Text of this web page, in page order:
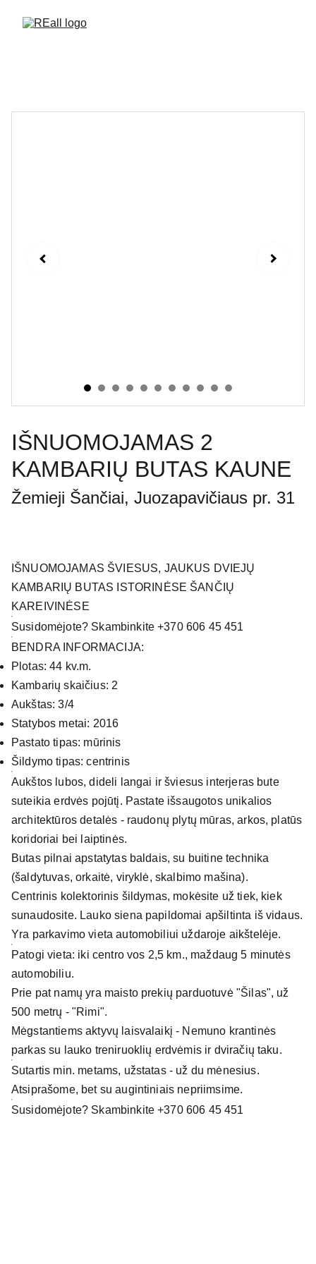
IŠNUOMOJAMAS 2
KAMBARIŲ BUTAS KAUNE
Žemieji Šančiai, Juozapavičiaus pr. 31
IŠNUOMOJAMAS ŠVIESUS, JAUKUS DVIEJŲ
KAMBARIŲ BUTAS ISTORINĖSE ŠANČIŲ
KAREIVINĖSE
Susidomėjote? Skambinkite +370 606 45 451
BENDRA INFORMACIJA:
Plotas: 44 kv.m.
Kambarių skaičius: 2
Aukštas: 3/4
Statybos metai: 2016
Pastato tipas: mūrinis
Šildymo tipas: centrinis
Aukštos lubos, dideli langai ir šviesus interjeras bute
suteikia erdvės pojūtį. Pastate išsaugotos unikalios
architektūros detalės - raudonų plytų mūras, arkos, platūs
koridoriai bei laiptinės.
Butas pilnai apstatytas baldais, su buitine technika
(šaldytuvas, orkaitė, viryklė, skalbimo mašina).
Centrinis kolektorinis šildymas, mokėsite už tiek, kiek
sunaudosite. Lauko siena papildomai apšiltinta iš vidaus.
Yra parkavimo vieta automobiliui uždaroje aikštelėje.
Patogi vieta: iki centro vos 2,5 km., maždaug 5 minutės
automobiliu.
Prie pat namų yra maisto prekių parduotuvė "Šilas", už
500 metrų - "Rimi".
Mėgstantiems aktyvų laisvalaikį - Nemuno krantinės
parkas su lauko treniruoklių erdvėmis ir dviračių taku.
Sutartis min. metams, užstatas - už du mėnesius.
Atsiprašome, bet su augintiniais nepriimsime.
Susidomėjote? Skambinkite +370 606 45 451